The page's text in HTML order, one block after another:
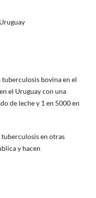
bovina en el
el Uruguay con una
de leche y 1 en 5000 en
tuberculosis en otras
y hacen